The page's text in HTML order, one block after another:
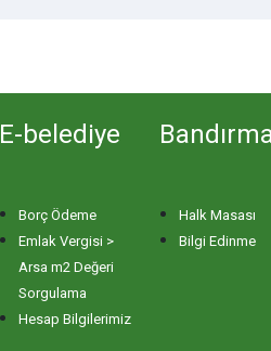
E-belediye
Borç Ödeme
Emlak Vergisi >
Arsa m2 Değeri
Sorgulama
Hesap Bilgilerimiz
Halk Masası
Bilgi Edinme